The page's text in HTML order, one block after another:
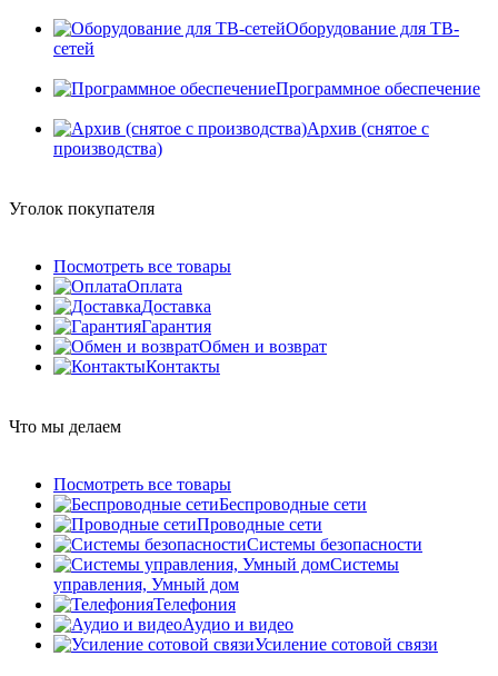
Оборудование для ТВ-
сетей
Программное обеспечение
Архив (снятое с
производства)
Уголок покупателя
Посмотреть все товары
Оплата
Доставка
Гарантия
Обмен и возврат
Контакты
Что мы делаем
Посмотреть все товары
Беспроводные сети
Проводные сети
Системы безопасности
Системы
управления, Умный дом
Телефония
Аудио и видео
Усиление сотовой связи